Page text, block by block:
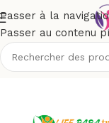
Passer à la
Passer au contenu
Bébé et maman/